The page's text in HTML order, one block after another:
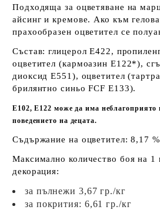
Подходяща за оцветяване на
айсинг и кремове. Ако към
прахообразен оцветител се
Състав: глицерол E422,
оцветител (кармоазин E122*),
диоксид E551), оцветител
брилянтно синьо FCF E133).
E102, Е122 може да има неблагоприято
поведението на децата.
Съдържание на оцветител: 8,17
Максимално количество боя на 1
декорация:
за пълнежи 3,67 гр./кг
за покрития: 6,61 гр./кг